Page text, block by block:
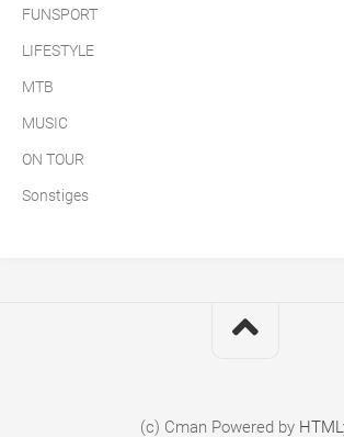
FUNSPORT
LIFESTYLE
MTB
MUSIC
ON TOUR
Sonstiges
(c) Cman Powered by